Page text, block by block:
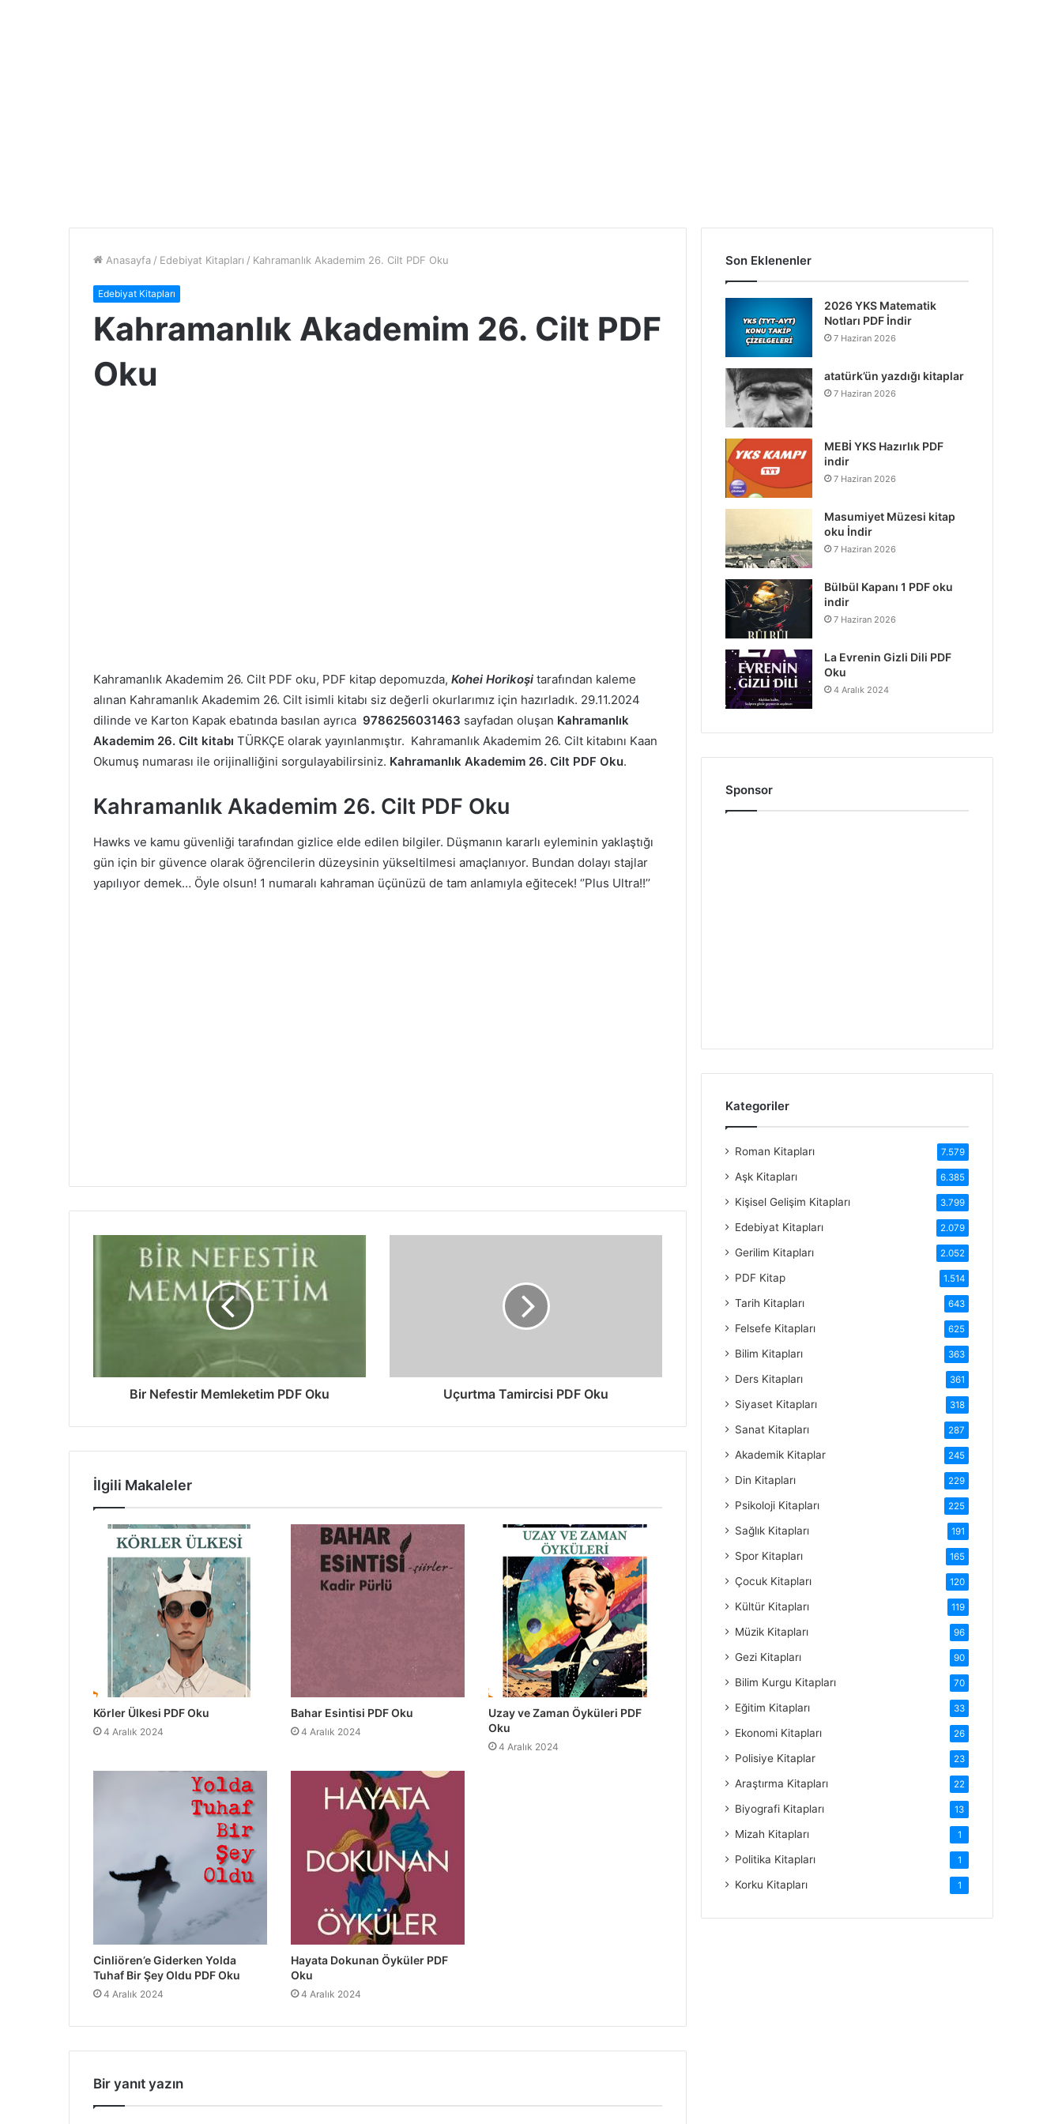
Anasayfa / Edebiyat Kitapları / Kahramanlık Akademim 26. Cilt PDF Oku
Edebiyat Kitapları
Kahramanlık Akademim 26. Cilt PDF
Oku
Kahramanlık Akademim 26. Cilt PDF oku, PDF kitap depomuzda, Kohei Horikoşi tarafından kaleme
alınan Kahramanlık Akademim 26. Cilt isimli kitabı siz değerli okurlarımız için hazırladık. 29.11.2024
dilinde ve Karton Kapak ebatında basılan ayrıca 9786256031463 sayfadan oluşan Kahramanlık
Akademim 26. Cilt kitabı TÜRKÇE olarak yayınlanmıştır. Kahramanlık Akademim 26. Cilt kitabını Kaan
Okumuş numarası ile orijinalliğini sorgulayabilirsiniz. Kahramanlık Akademim 26. Cilt PDF Oku.
Kahramanlık Akademim 26. Cilt PDF Oku
Hawks ve kamu güvenliği tarafından gizlice elde edilen bilgiler. Düşmanın kararlı eyleminin yaklaştığı
gün için bir güvence olarak öğrencilerin düzeysinin yükseltilmesi amaçlanıyor. Bundan dolayı stajlar
yapılıyor demek… Öyle olsun! 1 numaralı kahraman üçünüzü de tam anlamıyla eğitecek! ‘’Plus Ultra!!’’
Bir Nefestir Memleketim PDF Oku Uçurtma Tamircisi PDF Oku
İlgili Makaleler
Körler Ülkesi PDF Oku
4 Aralık 2024
Bahar Esintisi PDF Oku
4 Aralık 2024
Uzay ve Zaman Öyküleri PDF
Oku
4 Aralık 2024
Cinliören’e Giderken Yolda
Tuhaf Bir Şey Oldu PDF Oku
4 Aralık 2024
Hayata Dokunan Öyküler PDF
Oku
4 Aralık 2024
Bir yanıt yazın
Son Eklenenler
2026 YKS Matematik
Notları PDF İndir
7 Haziran 2026
atatürk’ün yazdığı kitaplar
7 Haziran 2026
MEBİ YKS Hazırlık PDF
indir
7 Haziran 2026
Masumiyet Müzesi kitap
oku İndir
7 Haziran 2026
Bülbül Kapanı 1 PDF oku
indir
7 Haziran 2026
La Evrenin Gizli Dili PDF
Oku
4 Aralık 2024
Sponsor
Kategoriler
Roman Kitapları 7.579
Aşk Kitapları 6.385
Kişisel Gelişim Kitapları 3.799
Edebiyat Kitapları 2.079
Gerilim Kitapları 2.052
PDF Kitap 1.514
Tarih Kitapları 643
Felsefe Kitapları 625
Bilim Kitapları 363
Ders Kitapları 361
Siyaset Kitapları 318
Sanat Kitapları 287
Akademik Kitaplar 245
Din Kitapları 229
Psikoloji Kitapları 225
Sağlık Kitapları 191
Spor Kitapları 165
Çocuk Kitapları 120
Kültür Kitapları 119
Müzik Kitapları 96
Gezi Kitapları 90
Bilim Kurgu Kitapları 70
Eğitim Kitapları 33
Ekonomi Kitapları 26
Polisiye Kitaplar 23
Araştırma Kitapları 22
Biyografi Kitapları 13
Mizah Kitapları 1
Politika Kitapları 1
Korku Kitapları 1